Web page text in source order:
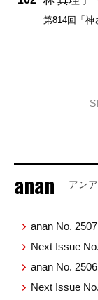
第814回「神
anan アン
anan No.
Next Issue
anan No.
Next Issue